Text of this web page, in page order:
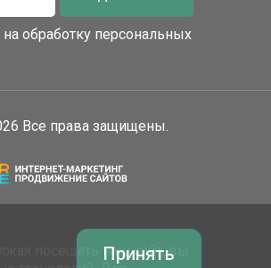
обработку персональных
Все права защищены.
посещать наш сайт, вы
Принять